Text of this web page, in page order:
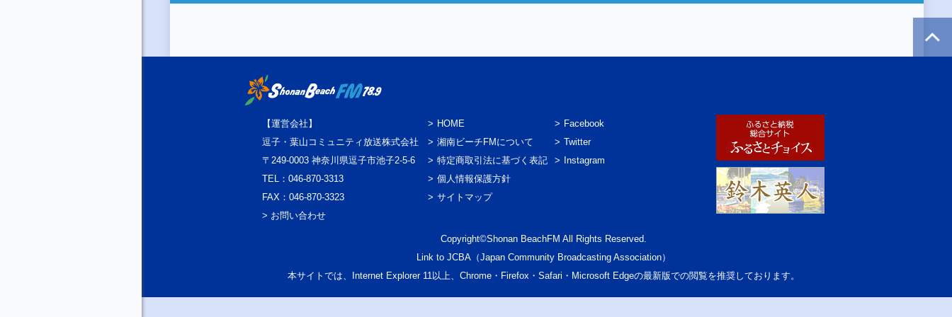
【運営会社】
逗子・葉山コミュニティ放送株式会社
〒249-0003 神奈川県逗子市池子2-5-6
TEL：046-870-3313
FAX：046-870-3323
> お問い合わせ
HOME
湘南ビーチFMについて
特定商取引法に基づく表記
個人情報保護方針
サイトマップ
Facebook
Twitter
Instagram
Copyright©Shonan BeachFM All Rights Reserved.
Link to JCBA（Japan Community Broadcasting Association）
本サイトでは、Internet Explorer 11以上、Chrome・Firefox・Safari・Microsoft Edgeの最新版での閲覧を推奨しております。